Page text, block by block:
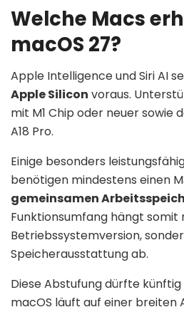
Welche Macs
macOS 27?
Apple Intelligence und Siri AI
Apple Silicon voraus.
mit M1 Chip oder neuer sowie
A18 Pro.
Einige besonders
benötigen mindestens einen
gemeinsamen
Funktionsumfang hängt somit
Betriebssystemversion,
Speicherausstattung ab.
Diese Abstufung dürfte
macOS läuft auf einer breiten